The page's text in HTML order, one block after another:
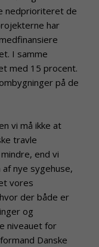
nedprioriteret de
har
I samme
med 15 procent.
på de
vi må ikke at
travle
end vi
nye sygehuse,
vores
der både er
og
niveauet for
Danske